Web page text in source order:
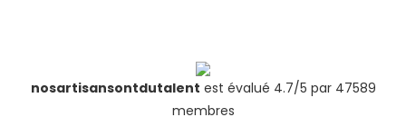
nosartisansontdutalent est évalué 4.7/5 par 47589
membres